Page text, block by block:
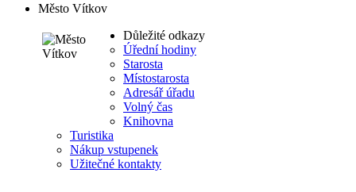
Město Vítkov
Důležité odkazy
Úřední hodiny
Starosta
Místostarosta
Adresář úřadu
Volný čas
Knihovna
Turistika
Nákup vstupenek
Užitečné kontakty